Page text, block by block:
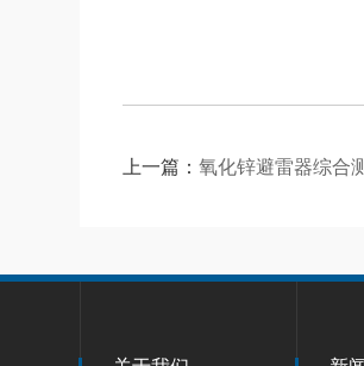
上一篇：氧化锌避雷器综合